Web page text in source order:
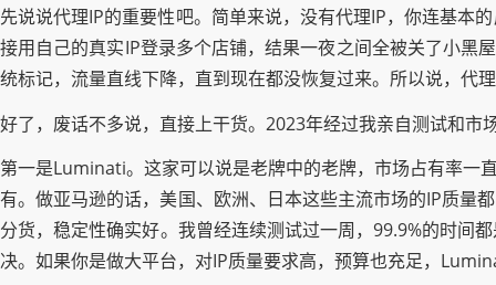
先说说代理IP的重要性吧。简单来说，没有代理IP，你连基本
接用自己的真实IP登录多个店铺，结果一夜之间全被关了小黑
统标记，流量直线下降，直到现在都没恢复过来。所以说，代
好了，废话不多说，直接上干货。2023年经过我亲自测试和
第一是Luminati。这家可以说是老牌中的老牌，市场占有率一
有。做亚马逊的话，美国、欧洲、日本这些主流市场的IP质量
分货，稳定性确实好。我曾经连续测试过一周，99.9%的时间
决。如果你是做大平台，对IP质量要求高，预算也充足，